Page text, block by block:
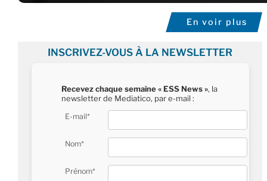
En voir plus
INSCRIVEZ-VOUS À LA NEWSLETTER
Recevez chaque semaine « ESS News », la
newsletter de Mediatico, par e-mail :
E-mail*
Nom*
Prénom*